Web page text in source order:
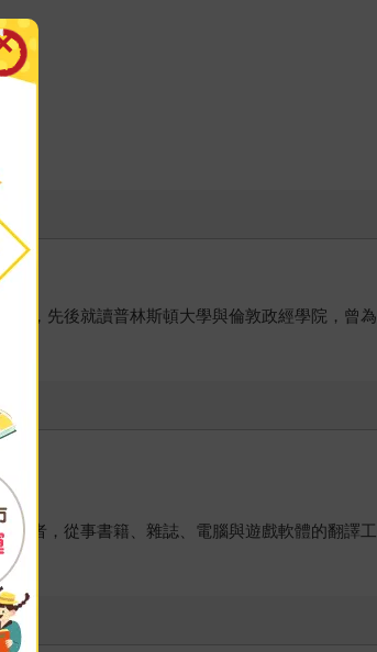
良，先後就讀普林斯頓大學與倫敦政經學院，曾
萊。
者，從事書籍、雜誌、電腦與遊戲軟體的翻譯工